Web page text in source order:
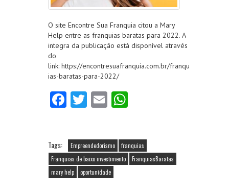
O site Encontre Sua Franquia citou a Mary
Help entre as franquias baratas para 2022. A
integra da publicação está disponível através
do
link: https://encontresuafranquia.com.br/franqu
ias-baratas-para-2022/
Fa
o
o
k
T
er
E
l A
p
Tags: Empreendedorismo
franquias
Franquias de baixo investimento
FranquiasBaratas
mary help
oportunidade